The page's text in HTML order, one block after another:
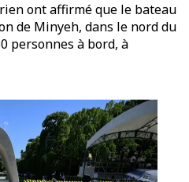
ont affirmé que le bateau
de Minyeh, dans le nord du
personnes à bord, à